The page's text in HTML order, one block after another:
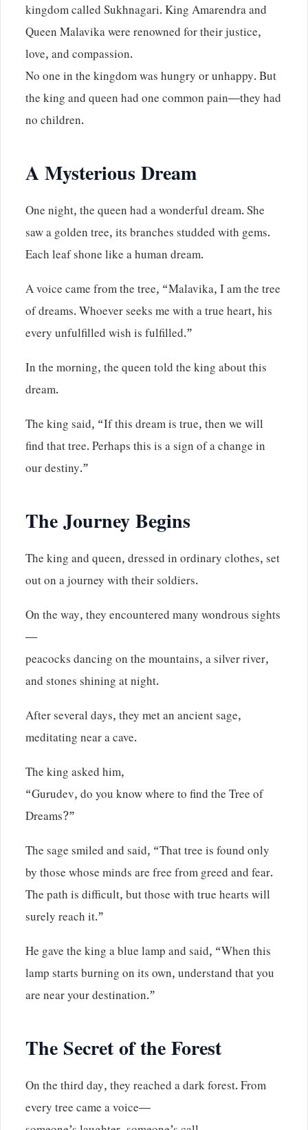
kingdom called Sukhnagari. King Amarendra and
Queen Malavika were renowned for their justice,
love, and compassion.
No one in the kingdom was hungry or unhappy. But
the king and queen had one common pain—they had
no children.
A Mysterious Dream
One night, the queen had a wonderful dream. She
saw a golden tree, its branches studded with gems.
Each leaf shone like a human dream.
A voice came from the tree, “Malavika, I am the tree
of dreams. Whoever seeks me with a true heart, his
every unfulfilled wish is fulfilled.”
In the morning, the queen told the king about this
dream.
The king said, “If this dream is true, then we will
find that tree. Perhaps this is a sign of a change in
our destiny.”
The Journey Begins
The king and queen, dressed in ordinary clothes, set
out on a journey with their soldiers.
On the way, they encountered many wondrous sights
—
peacocks dancing on the mountains, a silver river,
and stones shining at night.
After several days, they met an ancient sage,
meditating near a cave.
The king asked him,
“Gurudev, do you know where to find the Tree of
Dreams?”
The sage smiled and said, “That tree is found only
by those whose minds are free from greed and fear.
The path is difficult, but those with true hearts will
surely reach it.”
He gave the king a blue lamp and said, “When this
lamp starts burning on its own, understand that you
are near your destination.”
The Secret of the Forest
On the third day, they reached a dark forest. From
every tree came a voice—